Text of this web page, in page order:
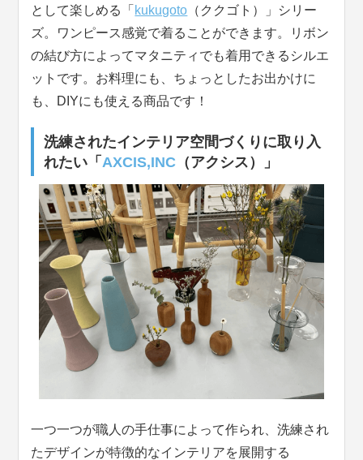
として楽しめる「 kukugoto （ククゴト）」シリー
ズ。ワンピース感覚で着ることができます。リボン
の結び方によってマタニティでも着用できるシルエ
ットです。お料理にも、ちょっとしたお出かけに
も、DIYにも使える商品です！
洗練されたインテリア空間づくりに取り入
れたい「 AXCIS,INC （アクシス）」
一つ一つが職人の手仕事によって作られ、洗練され
たデザインが特徴的なインテリアを展開する